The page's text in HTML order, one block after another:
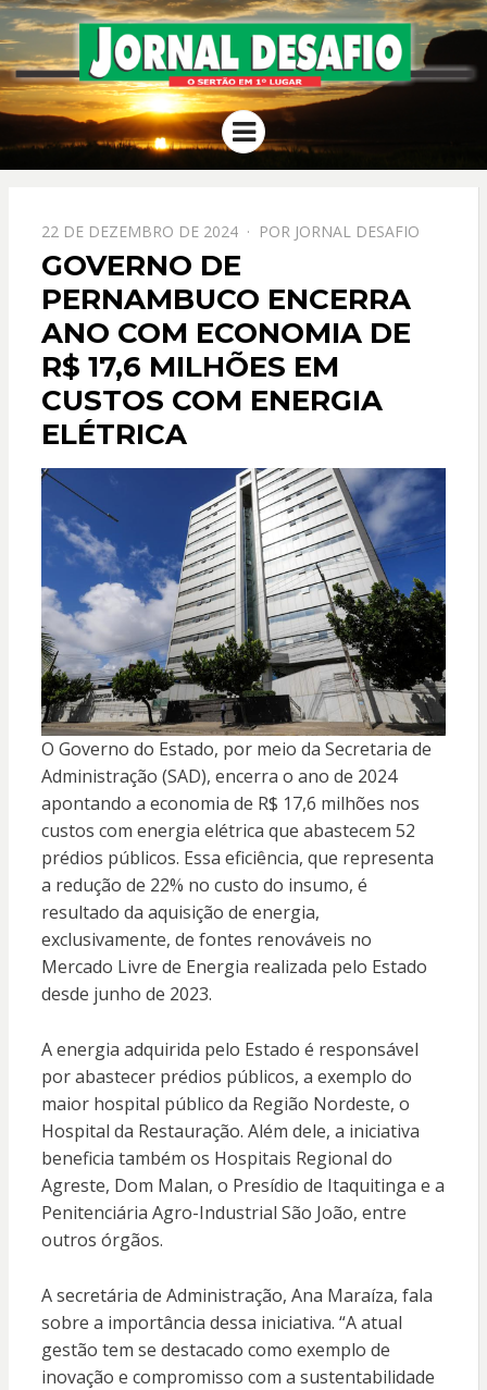
JORNAL
DESAFIO
O Sertão em 1º Lugar
Menu
PPOSTADO
EM
22 DE DEZEMBRO DE 2024 POR JORNAL DESAFIO
GOVERNO DE
PERNAMBUCO ENCERRA
ANO COM ECONOMIA DE
R$ 17,6 MILHÕES EM
CUSTOS COM ENERGIA
ELÉTRICA
O Governo do Estado, por meio da Secretaria de
Administração (SAD), encerra o ano de 2024
apontando a economia de R$ 17,6 milhões nos
custos com energia elétrica que abastecem 52
prédios públicos. Essa eficiência, que representa
a redução de 22% no custo do insumo, é
resultado da aquisição de energia,
exclusivamente, de fontes renováveis no
Mercado Livre de Energia realizada pelo Estado
desde junho de 2023.
A energia adquirida pelo Estado é responsável
por abastecer prédios públicos, a exemplo do
maior hospital público da Região Nordeste, o
Hospital da Restauração. Além dele, a iniciativa
beneficia também os Hospitais Regional do
Agreste, Dom Malan, o Presídio de Itaquitinga e a
Penitenciária Agro-Industrial São João, entre
outros órgãos.
A secretária de Administração, Ana Maraíza, fala
sobre a importância dessa iniciativa. “A atual
gestão tem se destacado como exemplo de
inovação e compromisso com a sustentabilidade